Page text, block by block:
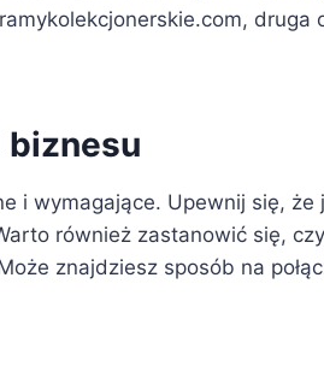
druga
i wymagające. Upewnij się,
również zastanowić się,
znajdziesz sposób na